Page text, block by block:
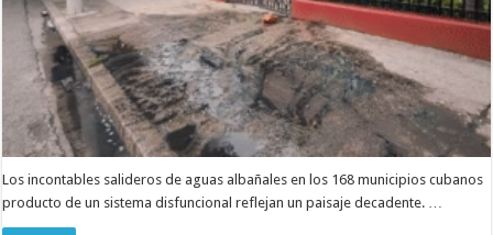
Los incontables salideros de aguas albañales en los 168 municipios cubanos
producto de un sistema disfuncional reflejan un paisaje decadente. …